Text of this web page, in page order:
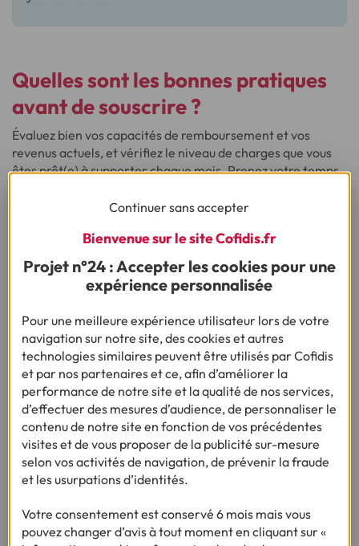
Quelles sont les bonnes pratiques
avant de souscrire ?
Évaluez bien vos capacités de remboursement et vos
revenus actuels, et vérifiez le niveau de charges que vous
êtes prêt(e) à supporter chaque mois. Prenez votre temps,
bien entendu, interrogez votre conseiller, qui vous
qu’à vos projets.
Ça pourrait vous intéresser
Besoin d’autres conseils sur le même thème ?
Besoin d'en savoir plus sur le crédit ?
(1) Vous recevrez ensuite un contrat pré-rempli qu'il vous faudra nous
Continuer sans accepter
Bienvenue sur le site Cofidis.fr
Projet n°24 : Accepter les cookies pour une
expérience personnalisée
Pour une meilleure expérience utilisateur lors de votre
navigation sur notre site, des cookies et autres
technologies similaires peuvent être utilisés par Cofidis
et par nos partenaires et ce, afin d’améliorer la
performance de notre site et la qualité de nos services,
d’effectuer des mesures d’audience, de personnaliser le
contenu de notre site en fonction de vos précédentes
visites et de vous proposer de la publicité sur-mesure
selon vos activités de navigation, de prévenir la fraude
et les usurpations d’identités.
Votre consentement est conservé 6 mois mais vous
pouvez changer d’avis à tout moment en cliquant sur «